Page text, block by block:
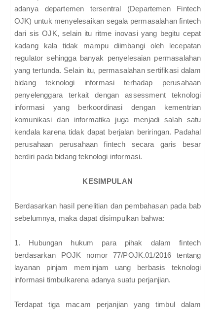
adanya departemen tersentral (Departemen Fintech
OJK) untuk menyelesaikan segala permasalahan fintech
dari sis OJK, selain itu ritme inovasi yang begitu cepat
kadang kala tidak mampu diimbangi oleh lecepatan
regulator sehingga banyak penyelesaian permasalahan
yang tertunda. Selain itu, permasalahan sertifikasi dalam
bidang teknologi informasi terhadap perusahaan
penyelenggara terkait dengan assessment teknologi
informasi yang berkoordinasi dengan kementrian
komunikasi dan informatika juga menjadi salah satu
kendala karena tidak dapat berjalan beriringan. Padahal
perusahaan perusahaan fintech secara garis besar
berdiri pada bidang teknologi informasi.
KESIMPULAN
Berdasarkan hasil penelitian dan pembahasan pada bab
sebelumnya, maka dapat disimpulkan bahwa:
1. Hubungan hukum para pihak dalam fintech
berdasarkan POJK nomor 77/POJK.01/2016 tentang
layanan pinjam meminjam uang berbasis teknologi
informasi timbulkarena adanya suatu perjanjian.
Terdapat tiga macam perjanjian yang timbul dalam